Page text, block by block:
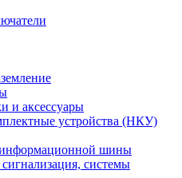
и аксессуары
устройства (НКУ)
шины
системы